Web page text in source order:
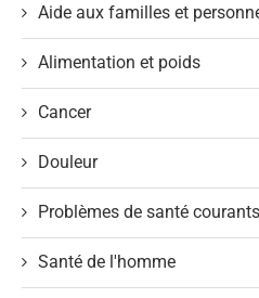
Aide aux familles et
Alimentation et poids
Cancer
Douleur
Problèmes de santé courants
Santé de l'homme